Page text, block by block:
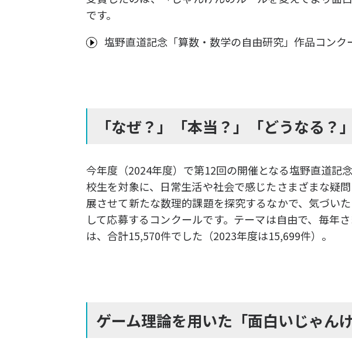
です。
塩野直道記念「算数・数学の自由研究」作品コンク
「なぜ？」「本当？」「どうなる
今年度（2024年度）で第12回の開催となる塩野直道記
校生を対象に、日常生活や社会で感じたさまざまな疑
展させて新たな数理的課題を探究するなかで、気づい
して応募するコンクールです。テーマは自由で、毎年
は、合計15,570件でした（2023年度は15,699件）。
ゲーム理論を用いた「面白いじゃん